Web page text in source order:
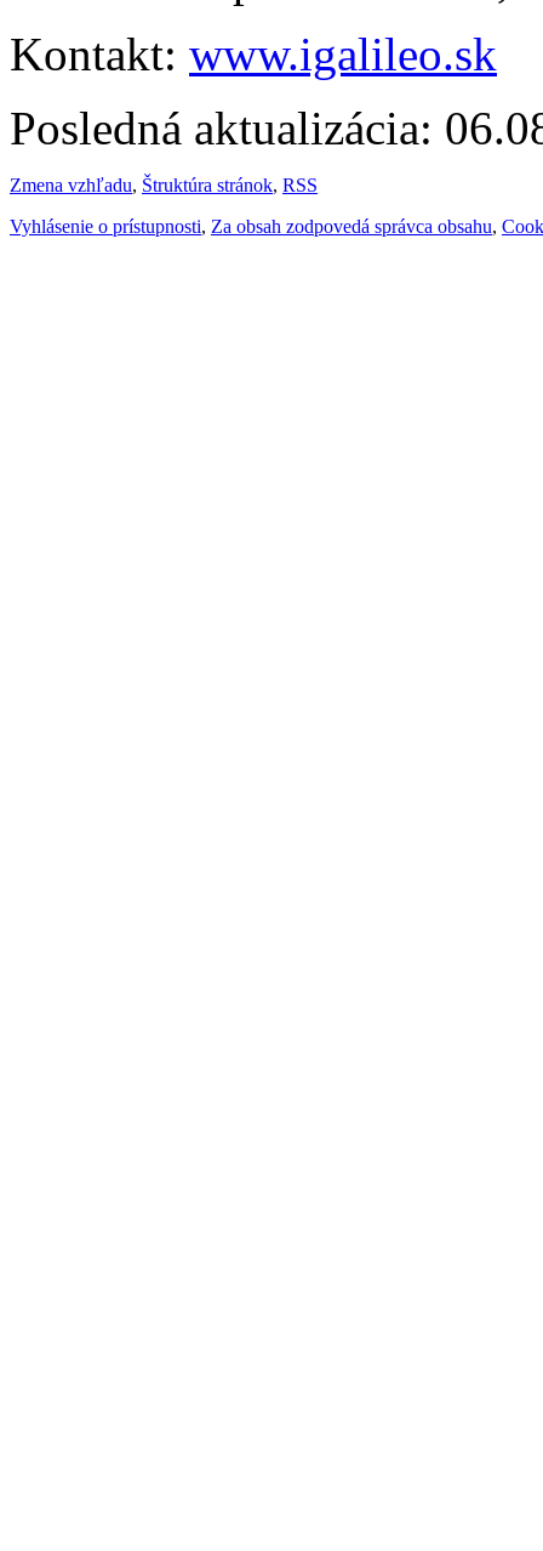
Kontakt: www.igalileo.sk
Posledná aktualizácia:
Zmena vzhľadu, Štruktúra stránok, RSS
Vyhlásenie o prístupnosti, Za obsah zodpovedá správca obsahu,